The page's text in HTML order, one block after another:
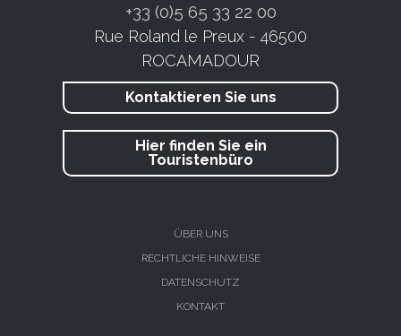
+33 (0)5 65 33 22 00
Rue Roland le Preux - 46500
ROCAMADOUR
Kontaktieren Sie uns
Hier finden Sie ein
Touristenbüro
ÜBER UNS
RECHTLICHE HINWEISE
DATENSCHUTZ
KONTAKT